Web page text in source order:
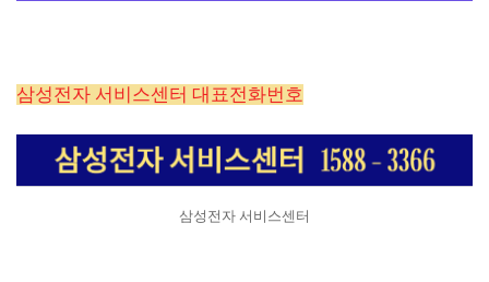
삼성전자 서비스센터 대표전화번호
삼성전자 서비스센터